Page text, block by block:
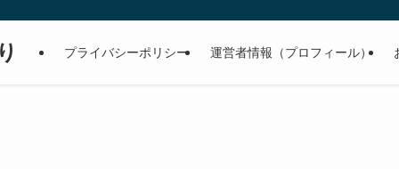
プライバシーポリシー 運営者情報（プロフィール）